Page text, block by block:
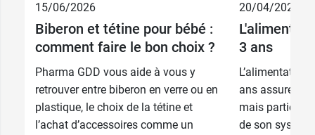
Débit 3 4,99 €
15/06/2026
Biberon et tétine pour bébé :
comment faire le bon choix ?
Pharma GDD vous aide à vous y
retrouver entre biberon en verre ou en
plastique, le choix de la tétine et
l’achat d’accessoires comme un
20/04/2026
3 ans
L’alimentation
ans assure
mais participe
de son